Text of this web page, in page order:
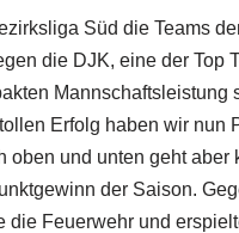
Süd die Teams
die DJK, eine der Top
Mannschaftsleistung
Erfolg haben wir nun
und unten geht aber
der Saison.
Feuerwehr und